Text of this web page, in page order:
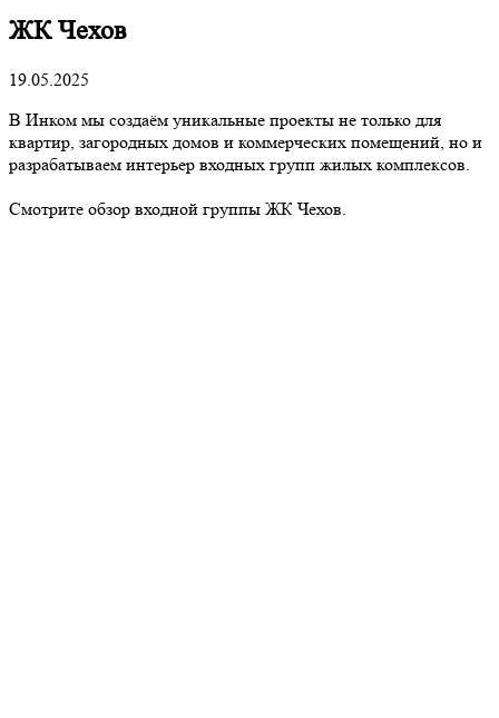
ЖК Чехов
19.05.2025
В Инком мы создаём уникальные проекты не только для
квартир, загородных домов и коммерческих помещений, но и
разрабатываем интерьер входных групп жилых комплексов.
Смотрите обзор входной группы ЖК Чехов.